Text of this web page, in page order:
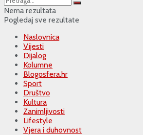
Nema rezultata
Pogledaj sve rezultate
Naslovnica
Vijesti
Dijalog
Kolumne
Blogosfera.hr
Sport
Društvo
Kultura
Zanimljivosti
Lifestyle
Vjera i duhovnost